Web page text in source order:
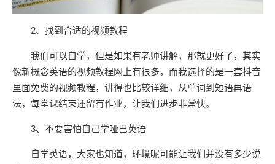
2、找到合适的视频教程
我们可以自学，但是如果有老师讲解，那就更好了，其实
像新概念英语的视频教程网上有很多，而我选择的是一套抖音
里面免费的视频教程，讲得也比较详细，从单词到短语再语
法，每堂课结束还留有作业，让我们进步非常快。
3、不要害怕自己学哑巴英语
自学英语，大家也知道，环境呢可能让我们并没有多少说